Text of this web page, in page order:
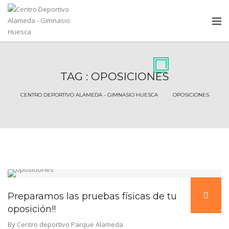
TAG : OPOSICIONES
CENTRO DEPORTIVO ALAMEDA - GIMNASIO HUESCA
Preparamos las pruebas físicas de tu
oposición!!
By Centro deportivo Parque Alameda